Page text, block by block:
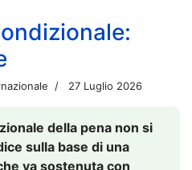
27 Luglio 2026
della pena non si
sulla base di una
va sostenuta con